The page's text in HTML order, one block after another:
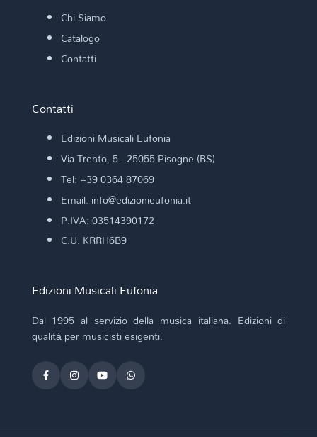
Chi Siamo
Catalogo
Contatti
Contatti
Edizioni Musicali Eufonia
Via Trento, 5 - 25055 Pisogne (BS)
Tel: +39 0364 87069
Email: info@edizionieufonia.it
P.IVA: 03514390172
C.U. KRRH6B9
Edizioni Musicali Eufonia
Dal 1995 al servizio della musica italiana. Edizioni di
qualità per musicisti esigenti.